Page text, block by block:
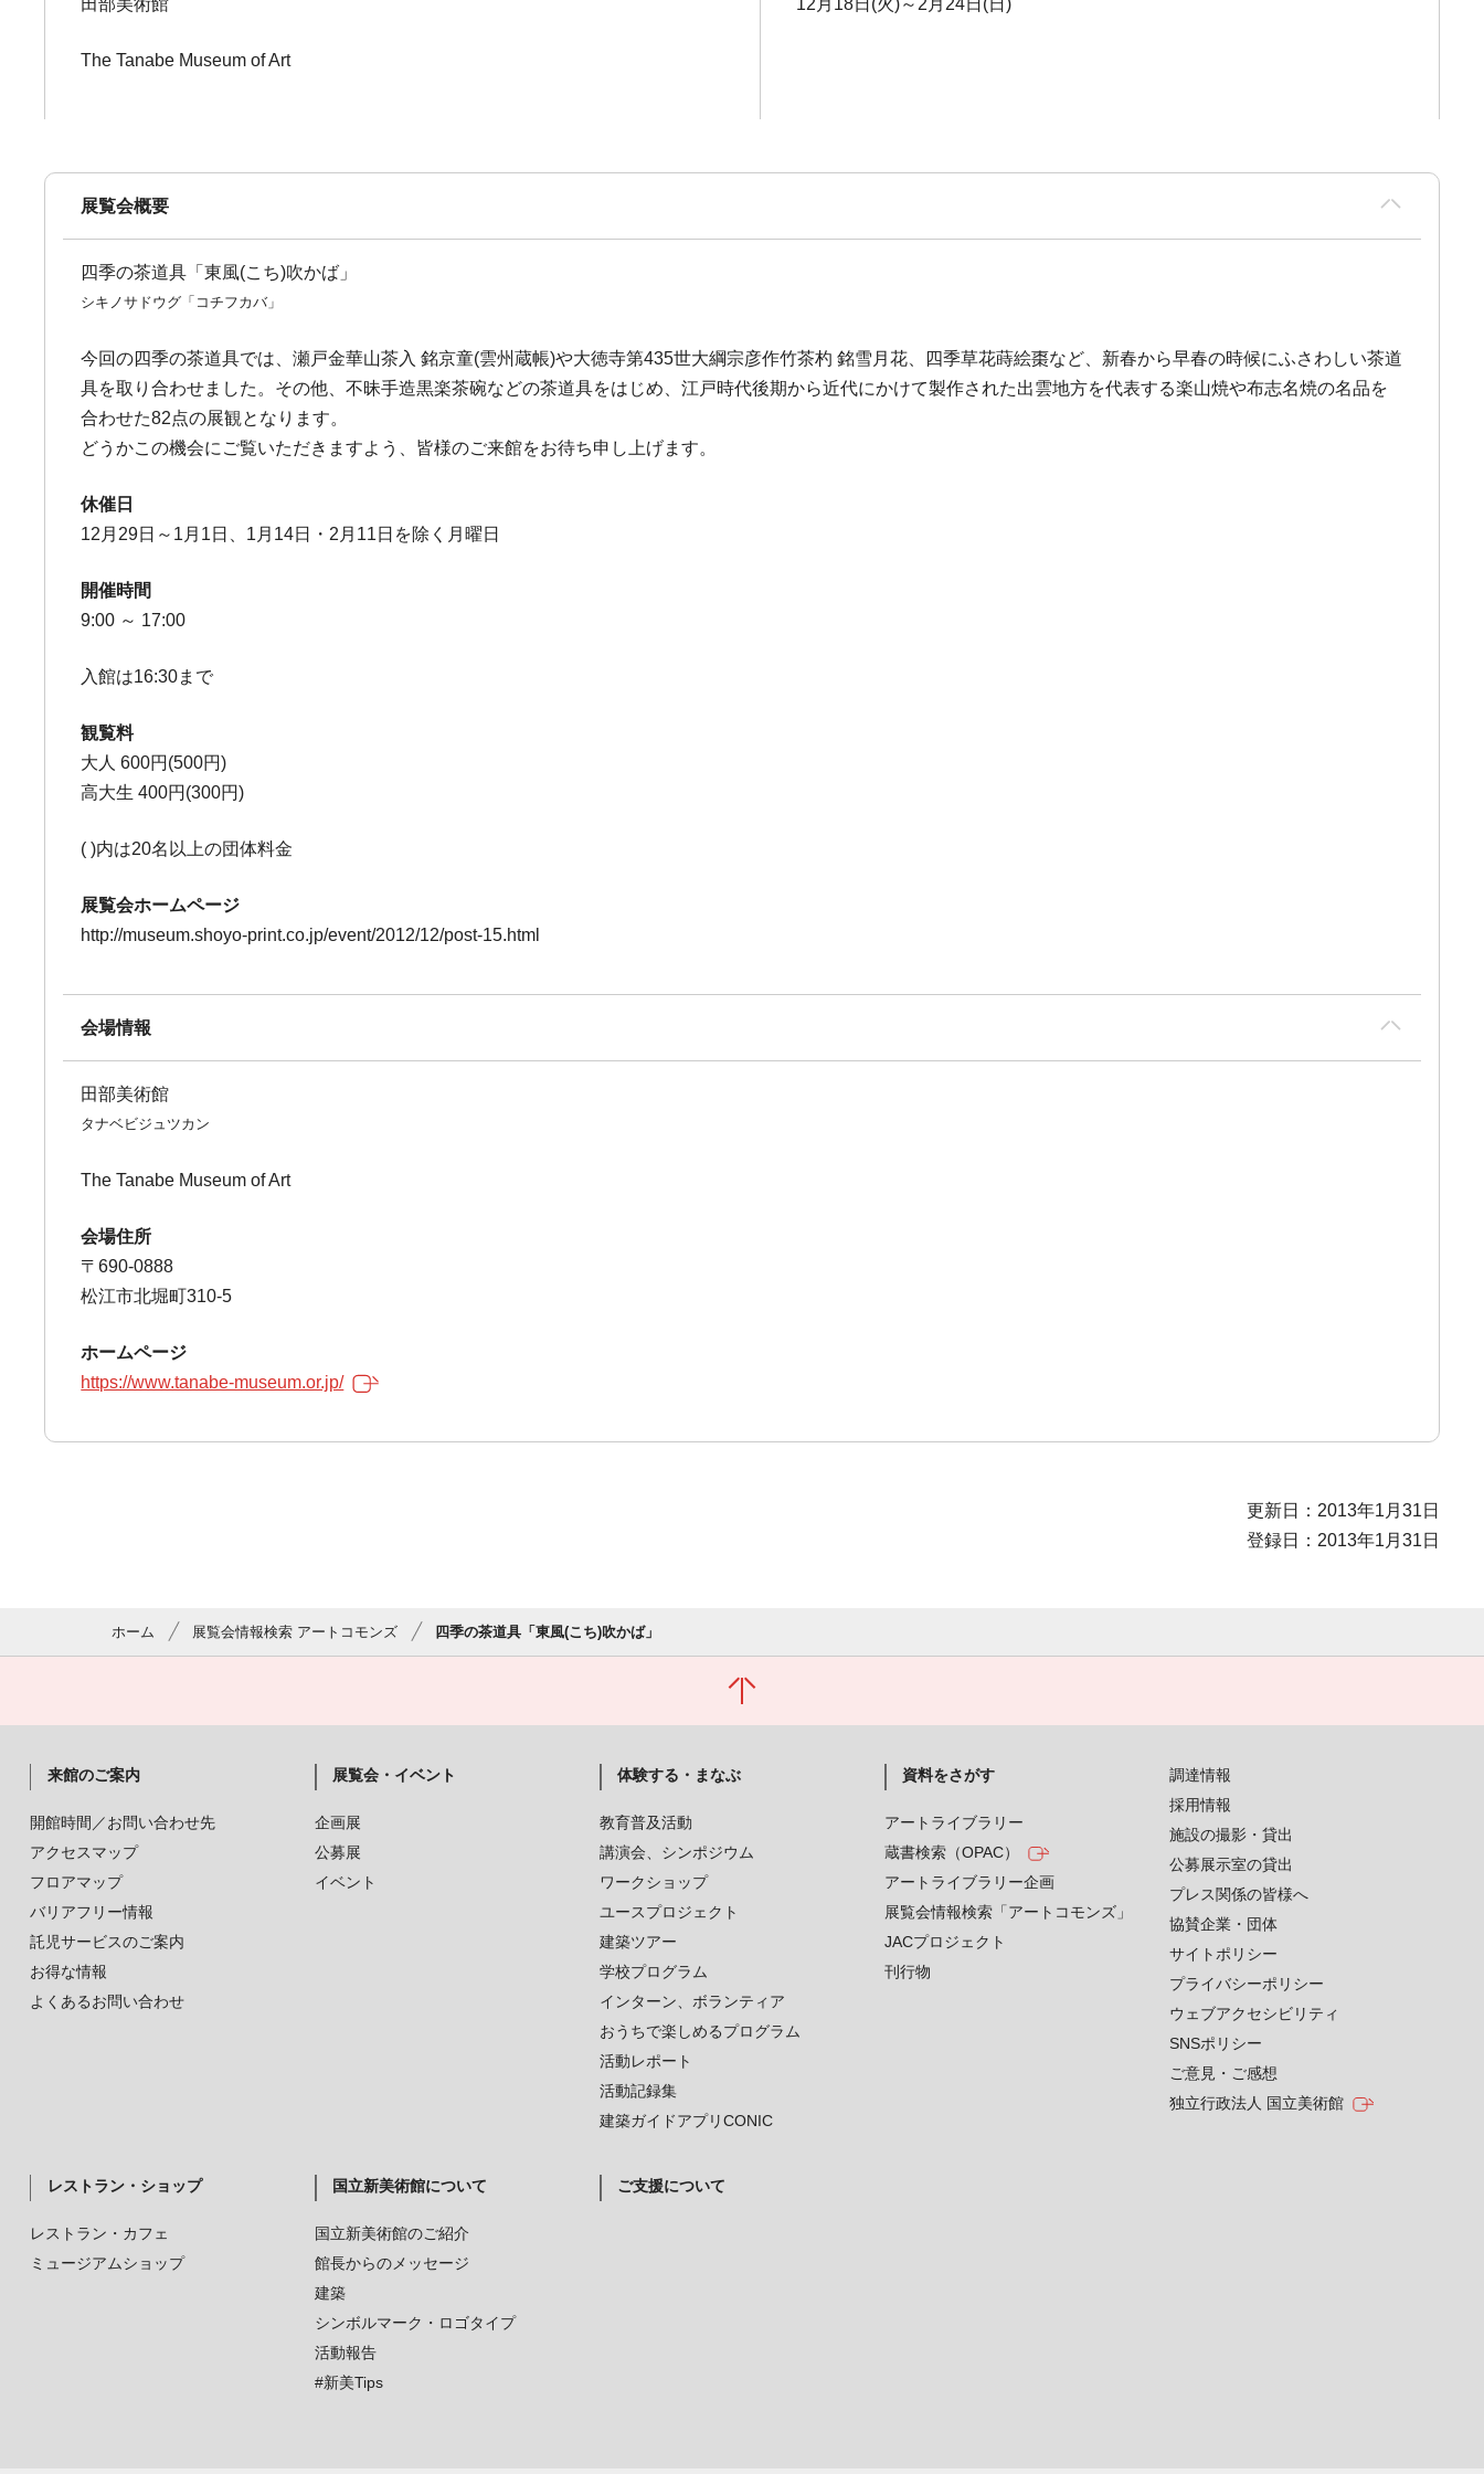
田部美術館
The Tanabe Museum of Art
12月18日(火)～2月24日(日)
展覧会概要
四季の茶道具「東風(こち)吹かば」
シキノサドウグ「コチフカバ」
今回の四季の茶道具では、瀬戸金華山茶入 銘京童(雲州蔵帳)や大徳寺第435世大綱宗彦作竹茶杓 銘雪月花、四季草花蒔絵棗など、新春から早春の時候にふさわしい茶道
具を取り合わせました。その他、不昧手造黒楽茶碗などの茶道具をはじめ、江戸時代後期から近代にかけて製作された出雲地方を代表する楽山焼や布志名焼の名品を
合わせた82点の展観となります。
どうかこの機会にご覧いただきますよう、皆様のご来館をお待ち申し上げます。
休催日
12月29日～1月1日、1月14日・2月11日を除く月曜日
開催時間
9:00 ～ 17:00
入館は16:30まで
観覧料
大人 600円(500円)
高大生 400円(300円)
( )内は20名以上の団体料金
展覧会ホームページ
http://museum.shoyo-print.co.jp/event/2012/12/post-15.html
会場情報
田部美術館
タナベビジュツカン
The Tanabe Museum of Art
会場住所
〒690-0888
松江市北堀町310-5
ホームページ
https://www.tanabe-museum.or.jp/
更新日：2013年1月31日
登録日：2013年1月31日
ホーム 展覧会情報検索 アートコモンズ 四季の茶道具「東風(こち)吹かば」
来館のご案内
開館時間／お問い合わせ先
アクセスマップ
フロアマップ
バリアフリー情報
託児サービスのご案内
お得な情報
よくあるお問い合わせ
展覧会・イベント
企画展
公募展
イベント
体験する・まなぶ
教育普及活動
講演会、シンポジウム
ワークショップ
ユースプロジェクト
建築ツアー
学校プログラム
インターン、ボランティア
おうちで楽しめるプログラム
活動レポート
活動記録集
建築ガイドアプリCONIC
資料をさがす
アートライブラリー
蔵書検索（OPAC）
アートライブラリー企画
展覧会情報検索「アートコモンズ」
JACプロジェクト
刊行物
レストラン・ショップ
レストラン・カフェ
ミュージアムショップ
国立新美術館について
国立新美術館のご紹介
館長からのメッセージ
建築
シンボルマーク・ロゴタイプ
活動報告
#新美Tips
ご支援について
調達情報
採用情報
施設の撮影・貸出
公募展示室の貸出
プレス関係の皆様へ
協賛企業・団体
サイトポリシー
プライバシーポリシー
ウェブアクセシビリティ
SNSポリシー
ご意見・ご感想
独立行政法人 国立美術館